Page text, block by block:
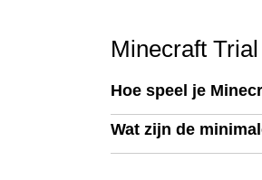
Minecraft
Hoe speel je
Wat zijn de